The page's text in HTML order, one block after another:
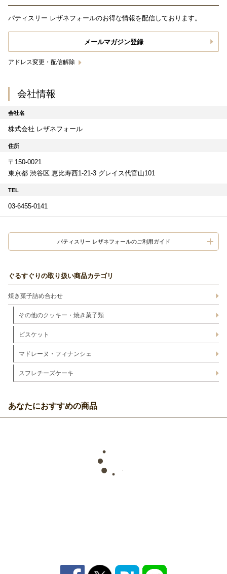
パティスリー レザネフォールのお得な情報を配信しております。
メールマガジン登録
アドレス変更・配信解除
会社情報
会社名
株式会社 レザネフォール
住所
〒150-0021
東京都 渋谷区 恵比寿西1-21-3 グレイス代官山101
TEL
03-6455-0141
パティスリー レザネフォールのご利用ガイド
ぐるすぐりの取り扱い商品カテゴリ
焼き菓子詰め合わせ
その他のクッキー・焼き菓子類
ビスケット
マドレーヌ・フィナンシェ
スフレチーズケーキ
あなたにおすすめの商品